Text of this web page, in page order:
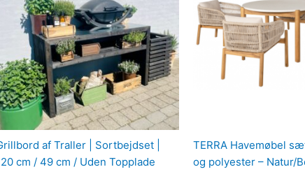
af Traller | Sortbejdset |
cm / 49 cm / Uden Topplade
TERRA Havemøbel
og polyester – Natur/